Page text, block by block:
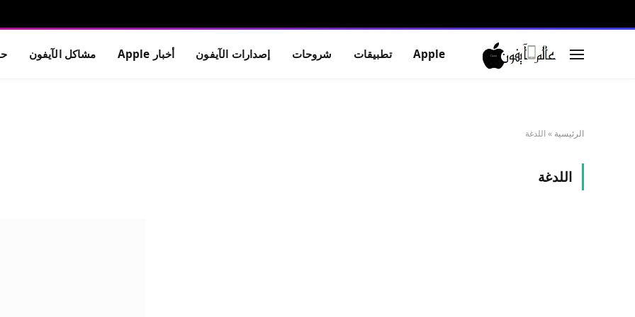
Apple تطبيقات شروحات إصدارات الآيفون أخبار Apple مشاكل الآيفون
الرئيسية » اللدغة
اللدغة